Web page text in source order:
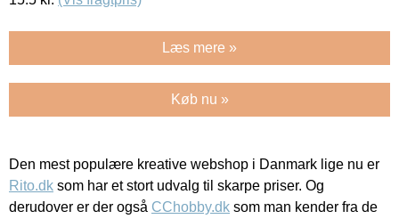
Læs mere »
Køb nu »
Den mest populære kreative webshop i Danmark lige nu er
Rito.dk som har et stort udvalg til skarpe priser. Og
derudover er der også CChobby.dk som man kender fra de